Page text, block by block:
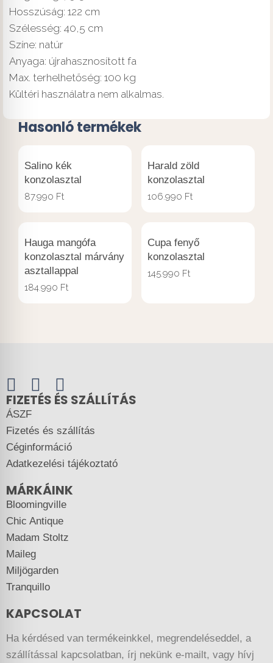
Hosszúság: 122 cm
Szélesség: 40,5 cm
Színe: natúr
Anyaga: újrahasznosított fa
Max. terhelhetőség: 100 kg
Kültéri használatra nem alkalmas.
Hasonló termékek
Salino kék
konzolasztal
87.990 Ft
Harald zöld
konzolasztal
106.990 Ft
Hauga mangófa
konzolasztal márvány
asztallappal
184.990 Ft
Cupa fenyő
konzolasztal
145.990 Ft
FIZETÉS ÉS SZÁLLÍTÁS
ÁSZF
Fizetés és szállítás
Céginformáció
Adatkezelési tájékoztató
MÁRKÁINK
Bloomingville
Chic Antique
Madam Stoltz
Maileg
Miljögarden
Tranquillo
KAPCSOLAT
Ha kérdésed van termékeinkkel, megrendeléseddel, a
szállítással kapcsolatban, írj nekünk e-mailt, vagy hívj